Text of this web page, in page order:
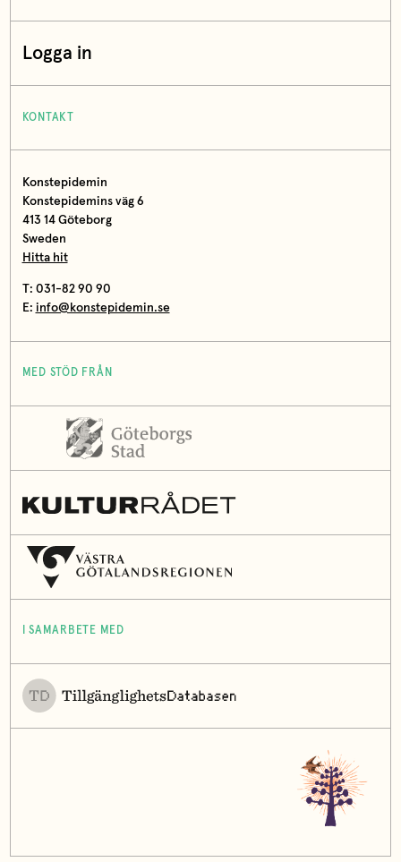
Logga in
KONTAKT
Konstepidemin
Konstepidemins väg 6
413 14 Göteborg
Sweden
Hitta hit
T: 031-82 90 90
E: info@konstepidemin.se
MED STÖD FRÅN
I SAMARBETE MED